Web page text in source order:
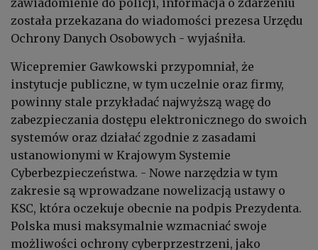
zawiadomienie do policji, informacja o zdarzeniu
została przekazana do wiadomości prezesa Urzędu
Ochrony Danych Osobowych - wyjaśniła.
Wicepremier Gawkowski przypomniał, że
instytucje publiczne, w tym uczelnie oraz firmy,
powinny stale przykładać najwyższą wagę do
zabezpieczania dostępu elektronicznego do swoich
systemów oraz działać zgodnie z zasadami
ustanowionymi w Krajowym Systemie
Cyberbezpieczeństwa. - Nowe narzędzia w tym
zakresie są wprowadzane nowelizacją ustawy o
KSC, która oczekuje obecnie na podpis Prezydenta.
Polska musi maksymalnie wzmacniać swoje
możliwości ochrony cyberprzestrzeni, jako